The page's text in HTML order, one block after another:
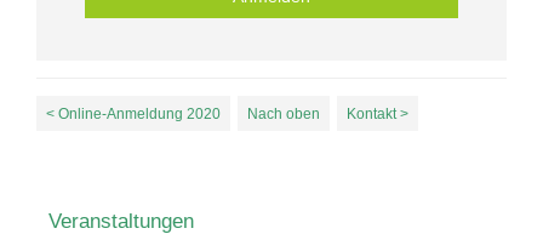
< Online-Anmeldung 2020 Nach oben Kontakt >
Veranstaltungen